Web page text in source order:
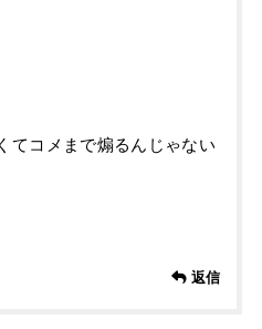
てコメまで煽るんじゃない
返信